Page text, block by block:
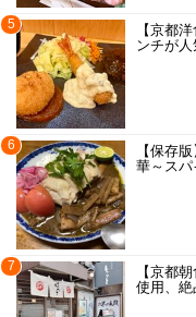
5
【京都
ンチが人
6
【保存
華～スパ
7
【京都
使用、